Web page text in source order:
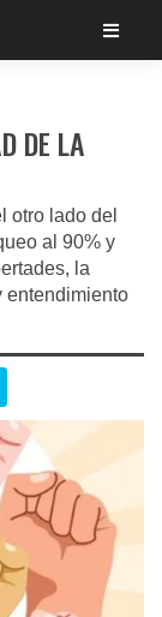
DE LA
otro lado del
al 90% y
la
entendimiento